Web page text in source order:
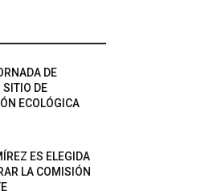
DE
SITIO DE
ECOLÓGICA
ES ELEGIDA
LA COMISIÓN